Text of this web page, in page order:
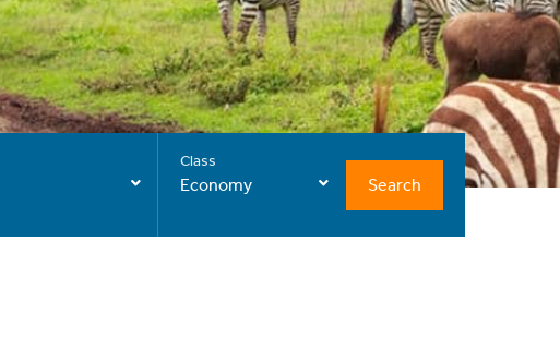
Class
Economy Search